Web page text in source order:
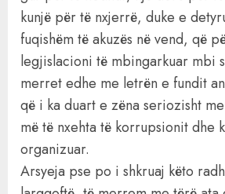
kunjë për të nxjerrë, duke e
fuqishëm të akuzës në vend, që
legjislacioni të mbingarkuar mbi
merret edhe me letrën e fundit
që i ka duart e zëna seriozisht
më të nxehta të korrupsionit dhe
organizuar.
Arsyeja pse po i shkruaj këto